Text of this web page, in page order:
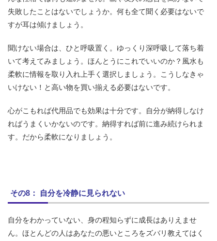
失敗したことはないでしょうか。何も全て聞く必要はないで
すが耳は傾けましょう。
聞けない場合は、ひと呼吸置く。ゆっくり深呼吸して落ち着
いて考えてみましょう。ほんとうにこれでいいのか？風水も
柔軟に情報を取り入れ上手く選択しましょう。こうしなきゃ
いけない！と高い物を買い揃える必要はないです。
心がこもれば代用品でも効果は十分です。自分が納得しなけ
ればうまくいかないのです。納得すれば前に進み続けられま
す。だから柔軟になりましょう。
その8： 自分を冷静に見られない
自分をわかっていない、身の程知らずに成長はありえませ
ん。ほとんどの人はあなたの悪いところをズバリ教えてはく